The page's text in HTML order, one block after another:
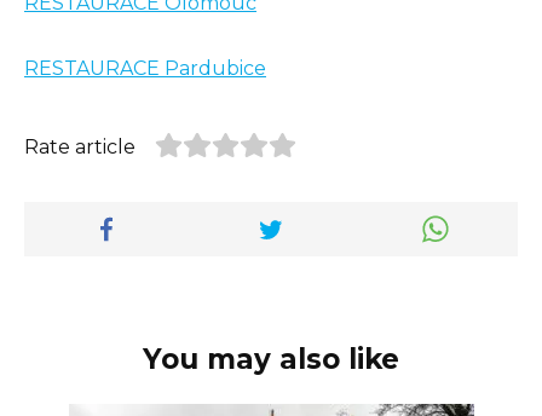
RESTAURACE Pardubice
Rate article
You may also like